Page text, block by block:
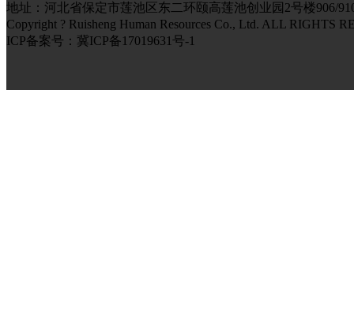
地址：河北省保定市莲池区东二环颐高莲池创业园2号楼906/
Copyright ? Ruisheng Human Resources Co., Ltd. ALL
ICP备案号：冀ICP备17019631号-1